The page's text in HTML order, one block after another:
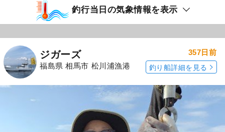
釣行当日の気象情報を表示
ジガーズ
福島県 相馬市 松川浦漁港
357日前
釣り船詳細を見る